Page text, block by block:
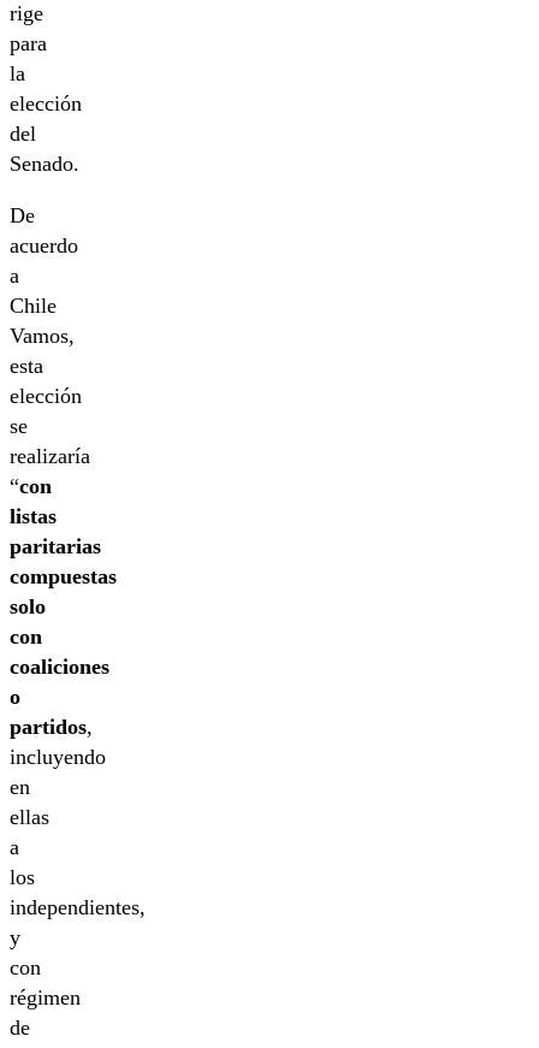
rige
para
la
elección
del
Senado.
De
acuerdo
a
Chile
Vamos,
esta
elección
se
realizaría
“con
listas
paritarias
compuestas
solo
con
coaliciones
o
partidos,
incluyendo
en
ellas
a
los
independientes,
y
con
régimen
de